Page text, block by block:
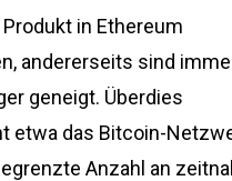
in Ethereum
andererseits sind
geneigt. Überdies
etwa das Bitcoin-
Anzahl an